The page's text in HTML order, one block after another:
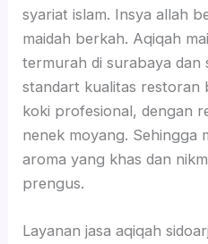
syariat islam. Insya allah
maidah berkah. Aqiqah
termurah di surabaya dan
standart kualitas restoran
koki profesional, dengan
nenek moyang. Sehingga
aroma yang khas dan
prengus.
Layanan jasa aqiqah